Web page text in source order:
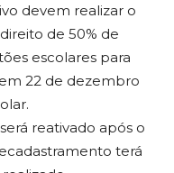
devem realizar o
de 50% de
escolares para
22 de dezembro
reativado após o
terá